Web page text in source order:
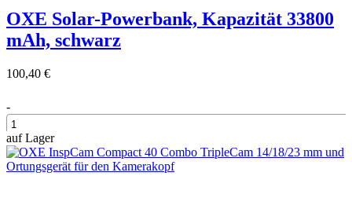
OXE Solar-Powerbank, Kapazität 33800
mAh, schwarz
100,40 €
-
+
auf Lager